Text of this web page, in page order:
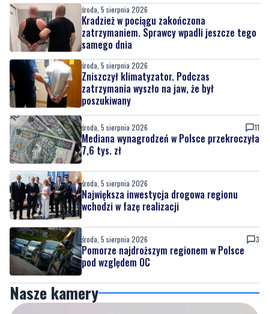
środa, 5 sierpnia 2026
Kradzież w pociągu zakończona
zatrzymaniem. Sprawcy wpadli jeszcze tego
samego dnia
środa, 5 sierpnia 2026
Zniszczył klimatyzator. Podczas
zatrzymania wyszło na jaw, że był
poszukiwany
środa, 5 sierpnia 2026 11
Mediana wynagrodzeń w Polsce przekroczyła
7,6 tys. zł
środa, 5 sierpnia 2026
Największa inwestycja drogowa regionu
wchodzi w fazę realizacji
środa, 5 sierpnia 2026 3
Pomorze najdroższym regionem w Polsce
pod względem OC
Nasze kamery